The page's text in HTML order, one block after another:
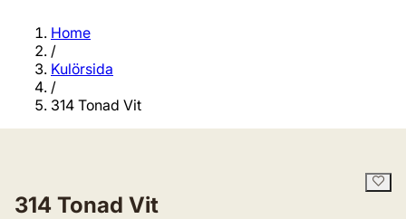
Home
/
Kulörsida
/
314 Tonad Vit
314 Tonad Vit